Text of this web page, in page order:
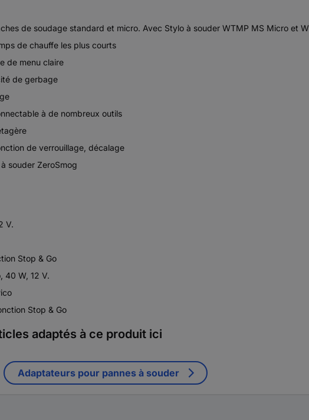
de soudage standard et micro. Avec Stylo à souder WTMP MS Micro et
de chauffe les plus courts
de menu claire
de gerbage
à de nombreux outils
de verrouillage, décalage
souder ZeroSmog
V.
Stop & Go
40 W, 12 V.
Stop & Go
adaptés à ce produit ici
Adaptateurs pour pannes à souder